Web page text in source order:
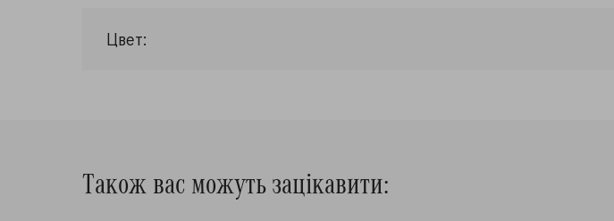
Цвет:
Також вас можуть зацікавити: